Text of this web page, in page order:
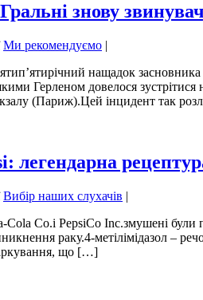
знову
Ми рекомендуємо |
нащадок
Герленом довелося
(Париж).Цей інцидент так
легендарна
Вибір наших слухачів |
Cola Co.і PepsiCo Inc.змушені
раку.4-метілімідазол –
що […]